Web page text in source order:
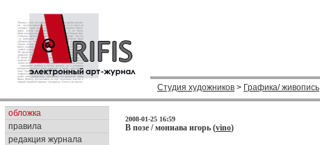
Студия художников > Графика/ живопись
обложка
правила
редакция журнала
2008-01-25 16:59
В позе / мониава игорь (vino)